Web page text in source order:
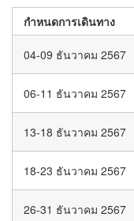
กำหนดการเดินทาง
04-09 ธันวาคม 2567
06-11 ธันวาคม 2567
13-18 ธันวาคม 2567
18-23 ธันวาคม 2567
26-31 ธันวาคม 2567